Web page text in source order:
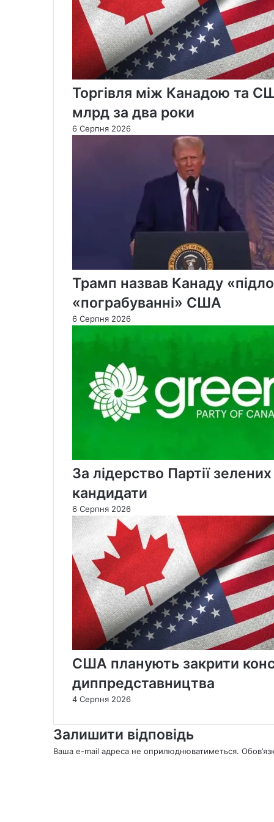
Торгівля між Канадою та
млрд за два роки
6 Серпня 2026
Трамп назвав Канаду
«пограбуванні» США
6 Серпня 2026
За лідерство Партії
кандидати
6 Серпня 2026
США планують закрити
диппредставництва
4 Серпня 2026
Залишити відповідь
Ваша e-mail адреса не оприлюднюватиметься.